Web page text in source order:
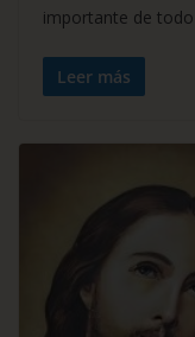
importante de
Leer más